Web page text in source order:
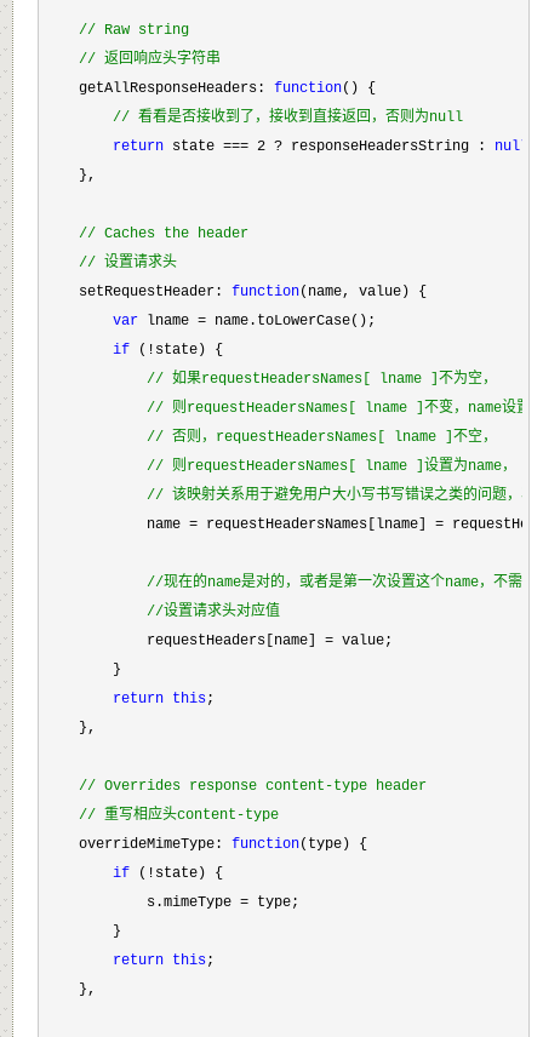
// Raw string
// 返回响应头字符串
    getAllResponseHeaders:
function() {
// 看看是否接收到了，接收到直接返回，否则为null
return state === 2 ? responseHeadersString : null
    },
// Caches the header
// 设置请求头
    setRequestHeader:
function(name, value) {
var lname = name.toLowerCase();
if (! state) {
// 如果requestHeadersNames[ lname ]不为空，
// 则requestHeadersNames[ lname ]不变，name设置
// 否则，requestHeadersNames[ lname ]不空，
// 则requestHeadersNames[ lname ]设置为name，
// 该映射关系用于避免用户大小写书写错误之类的问题，容
name = requestHeadersNames[lname] =
//现在的name是对的，或者是第一次设置这个name，不需要
//设置请求头对应值
            requestHeaders[name] =
value;
        }
return this;
    },
// Overrides response content-type header
// 重写相应头content-type
    overrideMimeType:
function(type) {
if (! state) {
            s.mimeType
= type;
        }
return this;
    },